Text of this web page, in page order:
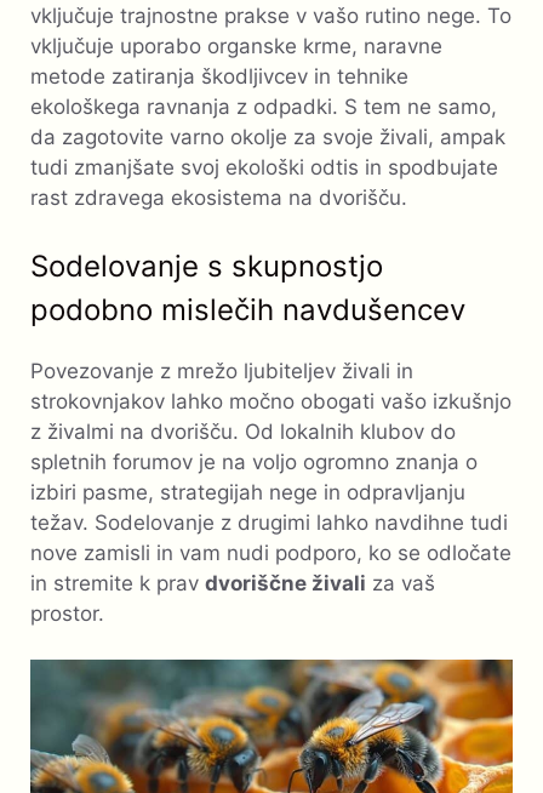
vključuje trajnostne prakse v vašo rutino nege. To
vključuje uporabo organske krme, naravne
metode zatiranja škodljivcev in tehnike
ekološkega ravnanja z odpadki. S tem ne samo,
da zagotovite varno okolje za svoje živali, ampak
tudi zmanjšate svoj ekološki odtis in spodbujate
rast zdravega ekosistema na dvorišču.
Sodelovanje s skupnostjo
podobno mislečih navdušencev
Povezovanje z mrežo ljubiteljev živali in
strokovnjakov lahko močno obogati vašo izkušnjo
z živalmi na dvorišču. Od lokalnih klubov do
spletnih forumov je na voljo ogromno znanja o
izbiri pasme, strategijah nege in odpravljanju
težav. Sodelovanje z drugimi lahko navdihne tudi
nove zamisli in vam nudi podporo, ko se odločate
in stremite k prav dvoriščne živali za vaš
prostor.